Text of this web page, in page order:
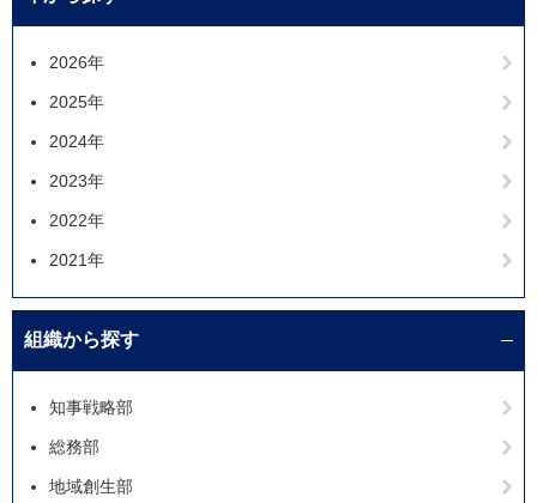
2026年
2025年
2024年
2023年
2022年
2021年
組織から探す
知事戦略部
総務部
地域創生部